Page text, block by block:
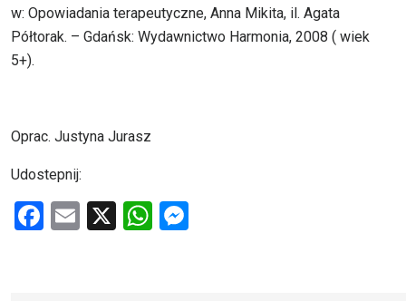
w: Opowiadania terapeutyczne, Anna Mikita, il. Agata
Półtorak. – Gdańsk: Wydawnictwo Harmonia, 2008 ( wiek
5+).
Oprac. Justyna Jurasz
Udostepnij:
F
E
X
W